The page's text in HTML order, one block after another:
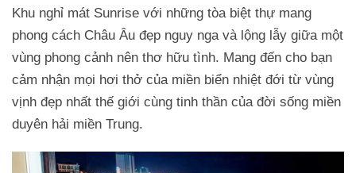
Khu nghỉ mát Sunrise với những tòa biệt thự mang
phong cách Châu Âu đẹp nguy nga và lộng lẫy giữa một
vùng phong cảnh nên thơ hữu tình. Mang đến cho bạn
cảm nhận mọi hơi thở của miền biển nhiệt đới từ vùng
vịnh đẹp nhất thế giới cùng tinh thần của đời sống miền
duyên hải miền Trung.